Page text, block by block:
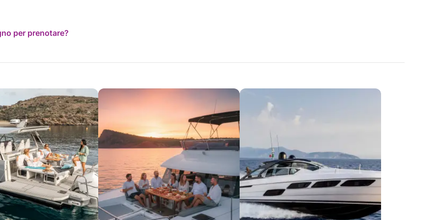
Mediterraneo.
per prenotare?